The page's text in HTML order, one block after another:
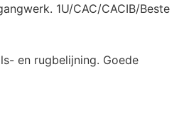
1U/CAC/CACIB/Beste
en rugbelijning. Goede